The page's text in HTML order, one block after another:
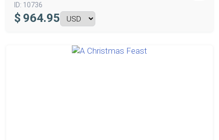
ID: 10736
$ 964.95